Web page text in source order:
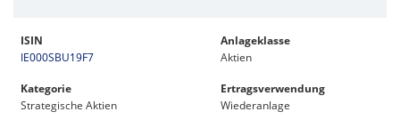
ISIN
IE000SBU19F7
Anlageklasse
Aktien
Kategorie
Strategische Aktien
Ertragsverwendung
Wiederanlage